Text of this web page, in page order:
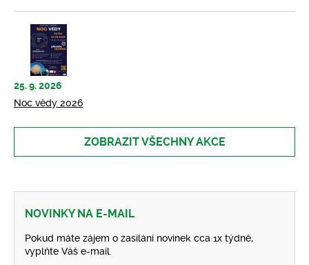
25. 9. 2026
Noc vědy 2026
ZOBRAZIT VŠECHNY AKCE
NOVINKY NA E-MAIL
Pokud máte zájem o zasílání novinek cca 1x týdně,
vyplňte Váš e-mail.